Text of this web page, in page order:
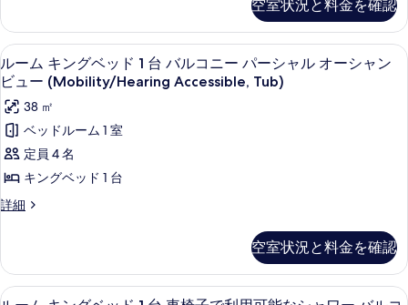
す
る
す
り
バ
ル
コ
ニ
ー
(Mobility/Hearing
Accessible,
す
べ
す
り
バ
ル
コ
ニ
ー
(Mobility/Hearing
Accessible,
Balcony)
詳
1
台
バ
ル
コ
ニ
ー
(Mobility/Hearing
Accessible,
す
べ
ン
グ
ベ
ッ
ド
台
バ
ル
コ
ー
の
詳
空室状況と料金を確認
ル
ー
ム
キ
ン
グ
ベ
1
台
1
ルーム キングベッド 1 台 バルコニー パーシャル オーシャン
ビュー (Mobility/Hearing Accessible, Tub)
38 ㎡
ベッドルーム 1 室
定員 4 名
キングベッド 1 台
詳細
ル
ン
グ
空室状況と料金を確認
ル 1